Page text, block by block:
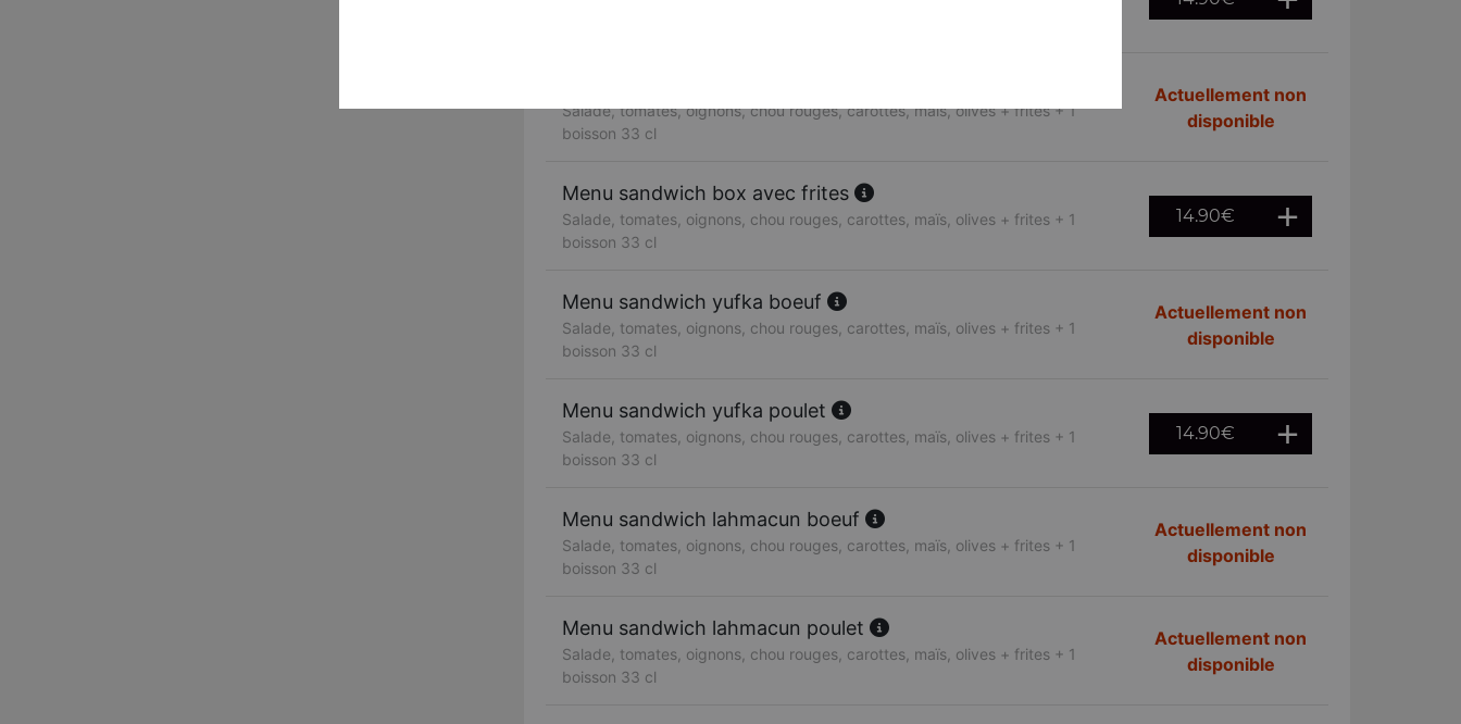
Salade, tomates, oignons, chou rouges, carottes, maïs, olives + frites + 1
boisson 33 cl
Actuellement non
disponible
Menu sandwich box avec frites
Salade, tomates, oignons, chou rouges, carottes, maïs, olives + frites + 1
boisson 33 cl
14.90€
Menu sandwich yufka boeuf
Salade, tomates, oignons, chou rouges, carottes, maïs, olives + frites + 1
boisson 33 cl
Actuellement non
disponible
Menu sandwich yufka poulet
Salade, tomates, oignons, chou rouges, carottes, maïs, olives + frites + 1
boisson 33 cl
14.90€
Menu sandwich lahmacun boeuf
Salade, tomates, oignons, chou rouges, carottes, maïs, olives + frites + 1
boisson 33 cl
Actuellement non
disponible
Menu sandwich lahmacun poulet
Salade, tomates, oignons, chou rouges, carottes, maïs, olives + frites + 1
boisson 33 cl
Actuellement non
disponible